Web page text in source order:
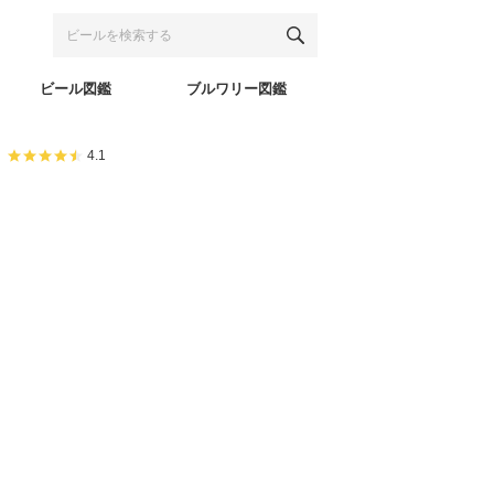
ビール図鑑 ブルワリー図鑑
4.1